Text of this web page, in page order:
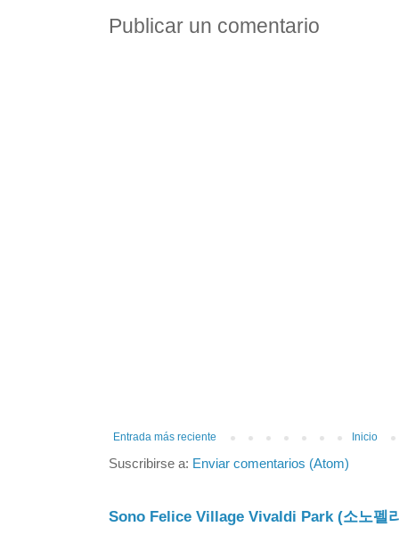
Publicar un comentario
Entrada más reciente Inicio
Suscribirse a: Enviar comentarios (Atom)
Sono Felice Village Vivaldi Park (소노펠